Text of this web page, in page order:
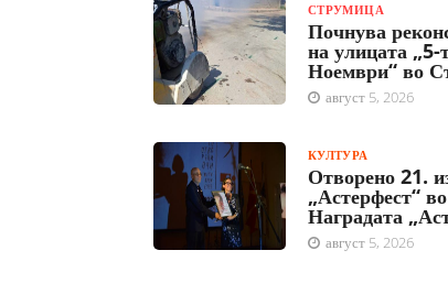
СТРУМИЦА
Почнува
на улицата „5-
Ноември“ во
август 5, 2026
КУЛТУРА
Отворено 21.
„Астерфест“
Наградата
август 5, 2026